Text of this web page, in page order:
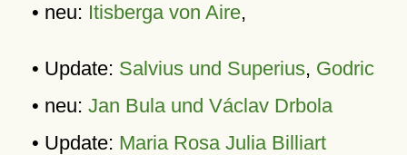
• neu: Itisberga von Aire,
• Update: Salvius und Superius, Godric
• neu: Jan Bula und Václav Drbola
• Update: Maria Rosa Julia Billiart